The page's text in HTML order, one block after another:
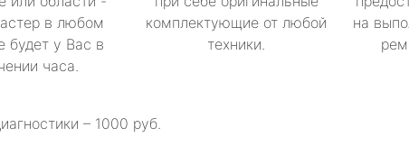
в любом
будет у Вас в
часа.
комплектующие от любой
техники.
на
– 1000 руб.